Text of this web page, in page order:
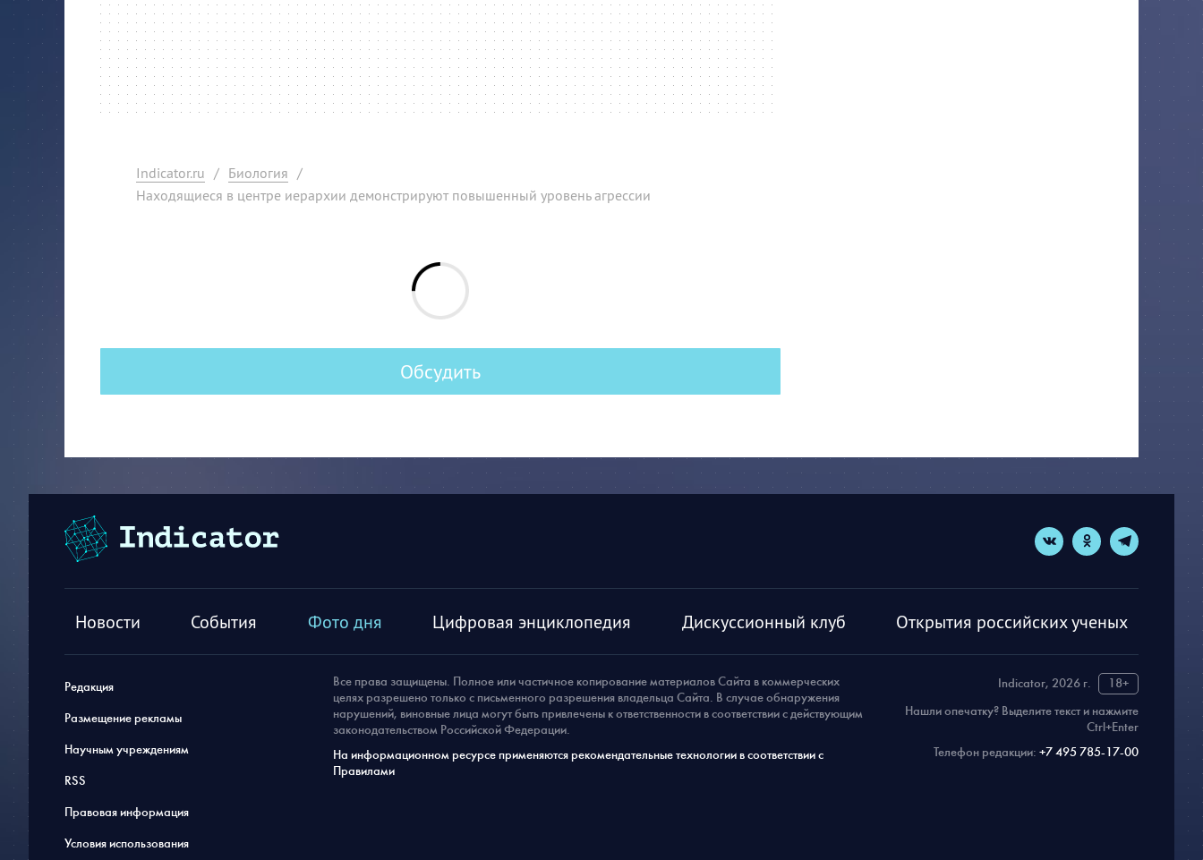
Indicator.ru / Биология /
Находящиеся в центре иерархии демонстрируют повышенный уровень агрессии
Обсудить
Новости События Фото дня Цифровая энциклопедия Дискуссионный клуб Открытия российских ученых
Редакция
Размещение рекламы
Научным учреждениям
RSS
Правовая информация
Условия использования
Indicator, 2026 г.
18+
Нашли опечатку? Выделите текст и нажмите
Ctrl+Enter
Телефон редакции: +7 495 785-17-00
Все права защищены. Полное или частичное копирование материалов Сайта в коммерческих
целях разрешено только с письменного разрешения владельца Сайта. В случае обнаружения
нарушений, виновные лица могут быть привлечены к ответственности в соответствии с действующим
законодательством Российской Федерации.
На информационном ресурсе применяются рекомендательные технологии в соответствии с
Правилами